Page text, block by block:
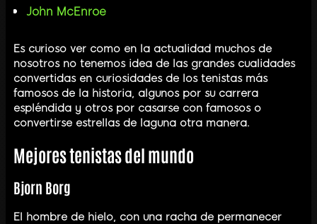
John McEnroe
Es curioso ver como en la actualidad muchos de
nosotros no tenemos idea de las grandes cualidades
convertidas en curiosidades de los tenistas más
famosos de la historia, algunos por su carrera
espléndida y otros por casarse con famosos o
convertirse estrellas de laguna otra manera.
Mejores tenistas del mundo
Bjorn Borg
El hombre de hielo, con una racha de permanecer